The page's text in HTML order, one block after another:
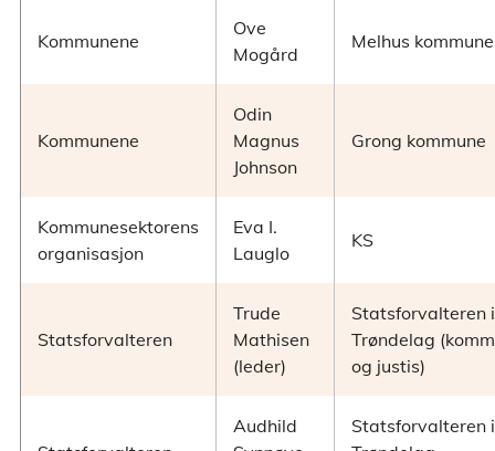
Kommunene
Ove
Mogård
Melhus kommune
Kommunene
Odin
Magnus
Johnson
Grong kommune
Kommunesektorens
organisasjon
Eva I.
Lauglo
KS
Statsforvalteren
Trude
Mathisen
(leder)
Statsforvalteren i
Trøndelag
og justis)
Audhild
Statsforvalteren i